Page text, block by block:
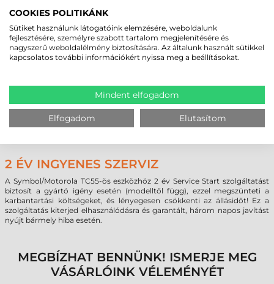
vagy száraz, kesztyűben, tollal vagy ujjal használhassa.
A LEGGYORSABB VEZETÉK NÉLKÜLI
KAPCSOLATOK ÉS LEGJOBB AUDIO
Nem számít, milyen vezeték nélküli kapcsolatra van szüksége a
felhasználónak, mindig számíthat a lehető leggyorsabb technológiára:
4G LTE, Wifi 802.11 a/b/g/n, Bluetooth Class 4.0
Kettő előre néző hangszórója négyszeres hangerőt biztosít a eszköznek,
míg a két mikrofon és a zajcsökkentő technológia biztosítja a
2 ÉV INGYENES SZERVIZ
A Symbol/Motorola TC55-ös eszközhöz 2 év Service Start szolgáltatást
biztosít a gyártó igény esetén (modelltől függ), ezzel megszünteti a
karbantartási költségeket, és lényegesen csökkenti az állásidőt! Ez a
szolgáltatás kiterjed elhasználódásra és garantált, három napos javítást
nyújt bármely hiba esetén.
MEGBÍZHAT BENNÜNK! ISMERJE MEG
VÁSÁRLÓINK VÉLEMÉNYÉT
COOKIES POLITIKÁNK
Sütiket használunk látogatóink elemzésére, weboldalunk
fejlesztésére, személyre szabott tartalom megjelenítésére és
nagyszerű weboldalélmény biztosítására. Az általunk használt sütikkel
kapcsolatos további információkért nyissa meg a beállításokat.
Mindent elfogadom
Elfogadom Elutasítom